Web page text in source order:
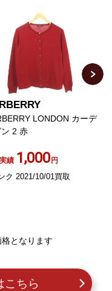
LONDON カーデ
ン 2 赤
績 1,000円
ク 2021/10/01買取
となります
こちら